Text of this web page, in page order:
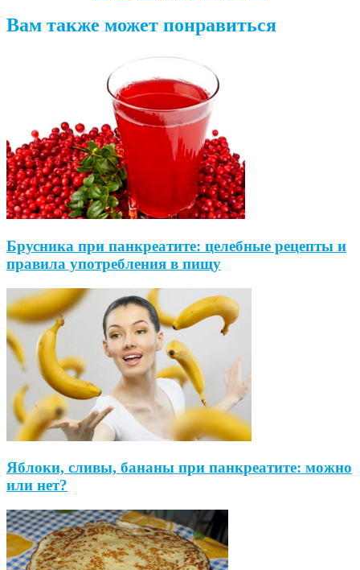
Вам также может понравиться
Брусника при панкреатите: целебные рецепты и
правила употребления в пищу
Яблоки, сливы, бананы при панкреатите: можно
или нет?